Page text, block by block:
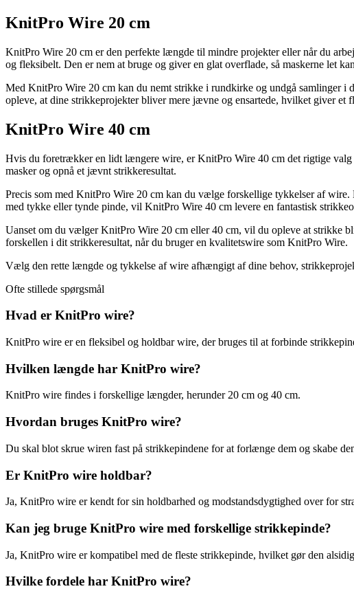
KnitPro Wire 20 cm
KnitPro Wire 20 cm er den perfekte længde til mindre projekter eller når du
og fleksibelt. Den er nem at bruge og giver en glat overflade, så maskerne let
Med KnitPro Wire 20 cm kan du nemt strikke i rundkirke og undgå samlinger
opleve, at dine strikkeprojekter bliver mere jævne og ensartede, hvilket giver et
KnitPro Wire 40 cm
Hvis du foretrækker en lidt længere wire, er KnitPro Wire 40 cm det rigtige
masker og opnå et jævnt strikkeresultat.
Precis som med KnitPro Wire 20 cm kan du vælge forskellige tykkelser af
med tykke eller tynde pinde, vil KnitPro Wire 40 cm levere en fantastisk
Uanset om du vælger KnitPro Wire 20 cm eller 40 cm, vil du opleve at strikke
forskellen i dit strikkeresultat, når du bruger en kvalitetswire som KnitPro Wire.
Vælg den rette længde og tykkelse af wire afhængigt af dine behov,
Ofte stillede spørgsmål
Hvad er KnitPro wire?
KnitPro wire er en fleksibel og holdbar wire, der bruges til at forbinde
Hvilken længde har KnitPro wire?
KnitPro wire findes i forskellige længder, herunder 20 cm og 40 cm.
Hvordan bruges KnitPro wire?
Du skal blot skrue wiren fast på strikkepindene for at forlænge dem og skabe
Er KnitPro wire holdbar?
Ja, KnitPro wire er kendt for sin holdbarhed og modstandsdygtighed over for
Kan jeg bruge KnitPro wire med forskellige strikkepinde?
Ja, KnitPro wire er kompatibel med de fleste strikkepinde, hvilket gør den
Hvilke fordele har KnitPro wire?